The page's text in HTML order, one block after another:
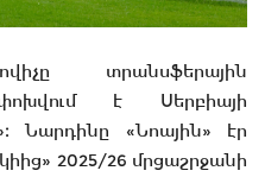
տրանսֆերային
է Սերբիայի
Նարդինը «Նոային» էր
2025/26 մրցաշրջանի